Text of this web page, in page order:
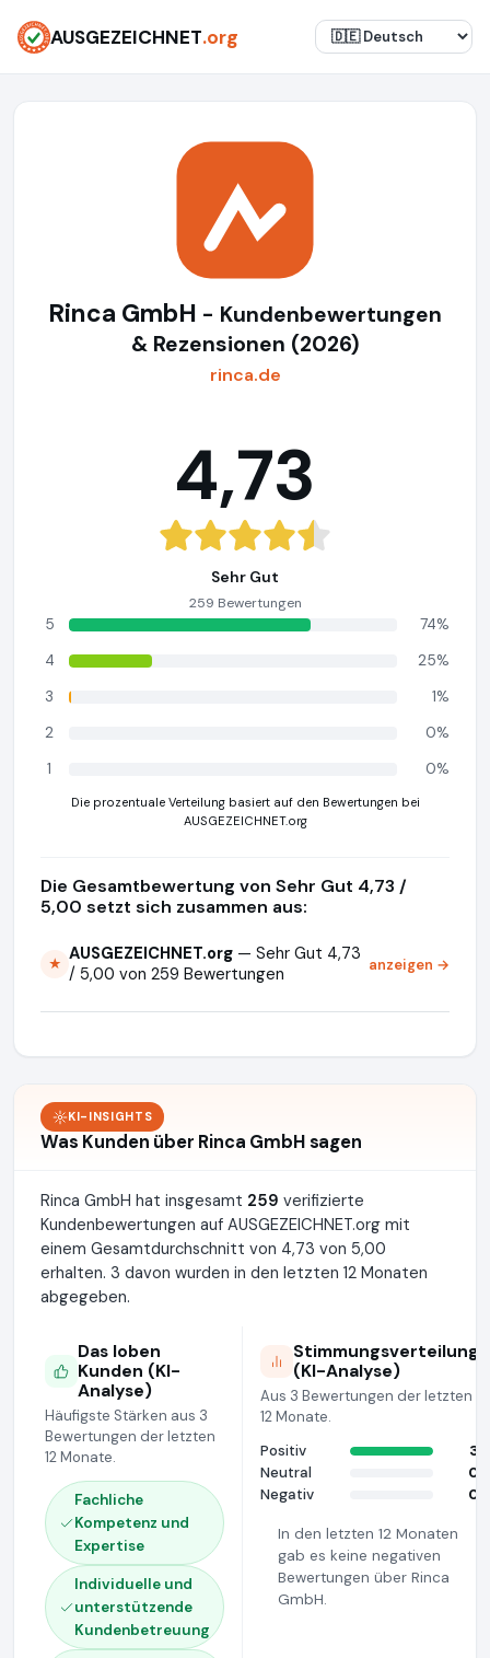
AUSGEZEICHNET.org
Rinca GmbH - Kundenbewertungen
& Rezensionen (2026)
rinca.de
4,73
Sehr Gut
259 Bewertungen
5
74%
4
25%
3
1%
2
0%
1
0%
Die prozentuale Verteilung basiert auf den Bewertungen bei
AUSGEZEICHNET.org
Die Gesamtbewertung von Sehr Gut 4,73 /
5,00 setzt sich zusammen aus:
★ AUSGEZEICHNET.org — Sehr Gut 4,73
/ 5,00 von 259 Bewertungen
anzeigen →
KI-INSIGHTS
Was Kunden über Rinca GmbH sagen
Rinca GmbH hat insgesamt 259 verifizierte
Kundenbewertungen auf AUSGEZEICHNET.org mit
einem Gesamtdurchschnitt von 4,73 von 5,00
erhalten. 3 davon wurden in den letzten 12 Monaten
abgegeben.
Das loben
Kunden (KI-
Analyse)
Häufigste Stärken aus 3
Bewertungen der letzten
12 Monate.
Fachliche
Kompetenz und
Expertise
Individuelle und
unterstützende
Kundenbetreuung
Stimmungsverteilung
(KI-Analyse)
Aus 3 Bewertungen der letzten
12 Monate.
Positiv
3
Neutral
0
Negativ
0
In den letzten 12 Monaten
gab es keine negativen
Bewertungen über Rinca
GmbH.